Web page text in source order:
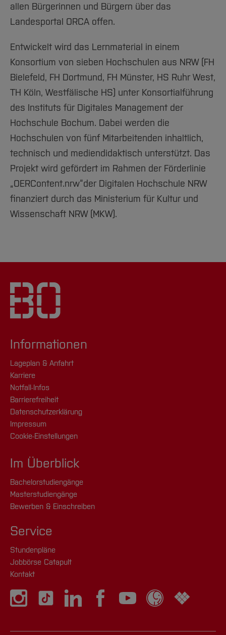
allen Bürgerinnen und Bürgern über das
Landesportal ORCA offen.
Entwickelt wird das Lernmaterial in einem
Konsortium von sieben Hochschulen aus NRW (FH
Bielefeld, FH Dortmund, FH Münster, HS Ruhr West,
TH Köln, Westfälische HS) unter Konsortialführung
des Instituts für Digitales Management der
Hochschule Bochum. Dabei werden die
Hochschulen von fünf Mitarbeitenden inhaltlich,
technisch und mediendidaktisch unterstützt. Das
Projekt wird gefördert im Rahmen der Förderlinie
„OERContent.nrw“der Digitalen Hochschule NRW
finanziert durch das Ministerium für Kultur und
Wissenschaft NRW (MKW).
Informationen
Lageplan & Anfahrt
Karriere
Notfall-Infos
Barrierefreiheit
Datenschutzerklärung
Impressum
Cookie-Einstellungen
Im Überblick
Bachelorstudiengänge
Masterstudiengänge
Bewerben & Einschreiben
Service
Stundenpläne
Jobbörse Catapult
Kontakt